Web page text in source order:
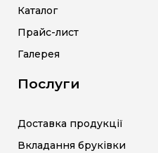
Каталог
Прайс-лист
Галерея
Послуги
Доставка продукції
Вкладання бруківки